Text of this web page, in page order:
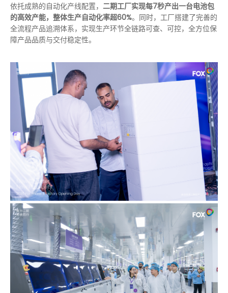
依托成熟的自动化产线配置， 二期工厂实现每7秒产出一台电池包
的高效产能，整体生产自动化率超60%。同时，工厂搭建了完善的
全流程产品追溯体系，实现生产环节全链路可查、可控，全方位保
障产品品质与交付稳定性。